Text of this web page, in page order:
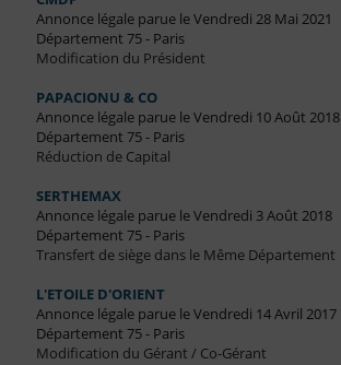
Annonce légale parue le Vendredi 28 Mai 2021
Département 75 - Paris
Modification du Président
PAPACIONU & CO
Annonce légale parue le Vendredi 10 Août 2018
Département 75 - Paris
Réduction de Capital
SERTHEMAX
Annonce légale parue le Vendredi 3 Août 2018
Département 75 - Paris
Transfert de siège dans le Même Département
L'ETOILE D'ORIENT
Annonce légale parue le Vendredi 14 Avril 2017
Département 75 - Paris
Modification du Gérant / Co-Gérant